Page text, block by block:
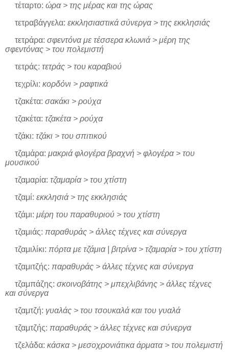
τέταρτο: ώρα > της μέρας και της ώρας
τετραβάγγελα: εκκλησιαστικά σύνεργα > της εκκλησιάς
τετράρα: σφεντόνα με τέσσερα κλωνιά > μέρη της
σφεντόνας > του πολεμιστή
τετράς: τετράς > του καραβιού
τεχρίλι: κορδόνι > ραφτικά
τζακέτα: σακάκι > ρούχα
τζακέτα: τζακέτα > ρούχα
τζάκι: τζάκι > του σπιτικού
τζαμάρα: μακριά φλογέρα βραχνή > φλογέρα > του
μουσικού
τζαμαρία: τζαμαρία > του χτίστη
τζαμί: εκκλησιά > της εκκλησιάς
τζάμι: μέρη του παραθυριού > του χτίστη
τζαμιάς: παραθυράς > άλλες τέχνες και σύνεργα
τζαμιλίκι: πόρτα με τζάμια | βιτρίνα > τζαμαρία > του χτίστη
τζαμιτζής: παραθυράς > άλλες τέχνες και σύνεργα
τζαμπάζης: σκοινοβάτης > μπεχλιβάνης > άλλες τέχνες
και σύνεργα
τζαμτζή: γυαλάς > του τσουκαλά και του γυαλά
τζαμτζής: παραθυράς > άλλες τέχνες και σύνεργα
τζελάδα: κάσκα > μεσοχρονιάτικα άρματα > του πολεμιστή